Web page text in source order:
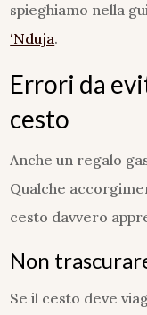
spieghiamo nella
‘Nduja.
Errori da
cesto
Anche un regalo
Qualche
cesto davvero
Non
Se il cesto deve